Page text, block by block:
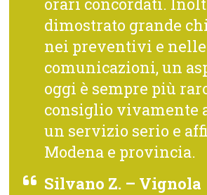
dimostrato grande
nei preventivi e nelle
comunicazioni, un
oggi è sempre più
consiglio vivamente
un servizio serio e
Modena e provincia.
Silvano Z. – Vignola